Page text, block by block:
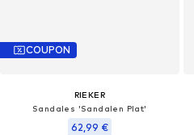
COUPON
RIEKER
Sandales 'Sandalen Plat'
62,99 €